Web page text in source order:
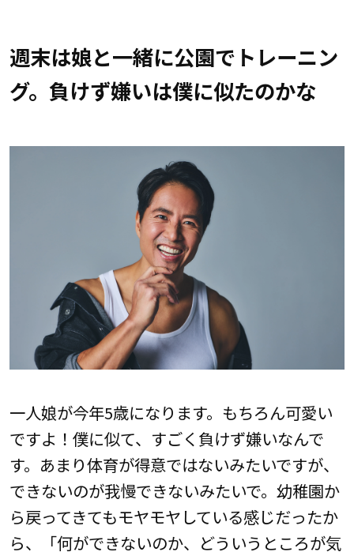
週末は娘と一緒に公園でトレーニン
グ。負けず嫌いは僕に似たのかな
一人娘が今年5歳になります。もちろん可愛い
ですよ！僕に似て、すごく負けず嫌いなんで
す。あまり体育が得意ではないみたいですが、
できないのが我慢できないみたいで。幼稚園か
ら戻ってきてもモヤモヤしている感じだったか
ら、「何ができないのか、どういうところが気